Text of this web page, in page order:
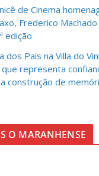
de Cinema
Frederico
edição
dos Pais na Villa do
representa
construção de
O MARANHENSE